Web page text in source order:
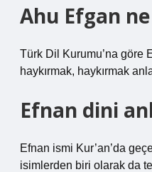
Ahu Efgan
Türk Dil Kurumu’na göre
haykırmak, haykırmak
Efnan dini
Efnan ismi Kur’an’da
isimlerden biri olarak da